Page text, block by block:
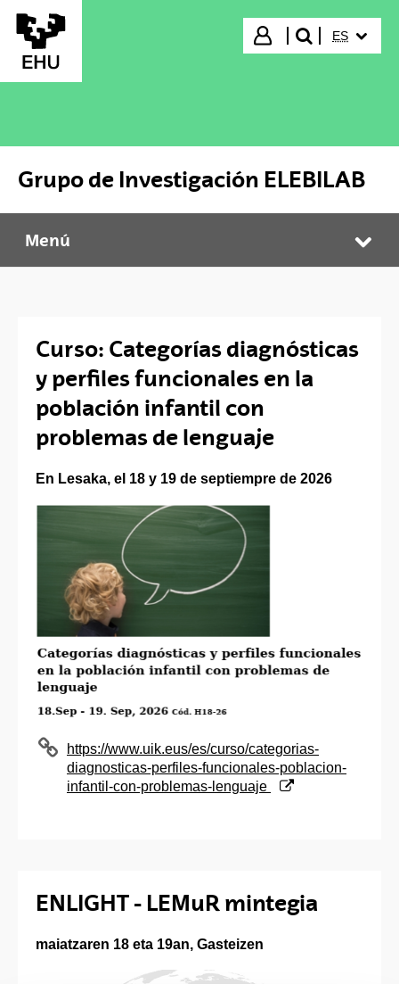
Saltar al contenido principal
Iniciar sesión
buscar"
ES
Grupo de Investigación ELEBILAB
Grupo de Investigación ELEBILAB
Menú
Curso: Categorías diagnósticas
y perfiles funcionales en la
población infantil con
problemas de lenguaje
En Lesaka, el 18 y 19 de septiempre de 2026
(Abre una nueva ventana)
https://www.uik.eus/es/curso/categorias-
diagnosticas-perfiles-funcionales-poblacion-
infantil-con-problemas-lenguaje
ENLIGHT - LEMuR mintegia
maiatzaren 18 eta 19an, Gasteizen